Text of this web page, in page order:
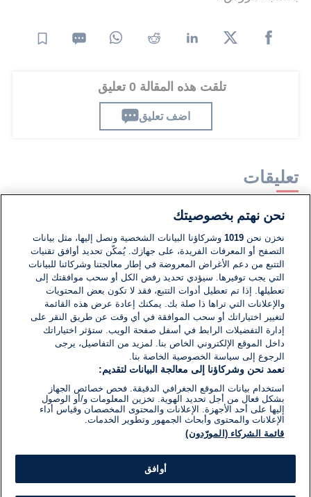
تلقت هذه المقالة 0 تعليق
اضف تعليق
تعليقات
لا توجد تعليقات مكتوبة حتى الآن. كن الأول!
اكتب تعليقًا جديدًا ...
نحن نهتم بخصوصيتك
نخزن نحن1019 وشركاؤنا البيانات الشخصية ونصل إليها، مثل بيانات
التصفح أو المعرفات الفريدة، على جهازك. يُمكّن تحديد أوافق تقنيات
التتبع من دعم الأغراض المعروضة في إطار معالجتنا وشركائنا للبيانات
التي يجب توفيرها. سيؤدي تحديد رفض الكل أو سحب موافقتك إلى
تعطيلها. إذا تم تعطيل أدوات التتبع، فقد لا تكون بعض المحتويات
والإعلانات التي تراها ذا صلة بك. يمكنك إعادة عرض هذه القائمة
لتغيير اختياراتك أو سحب الموافقة في أي وقت عن طريق النقر على
إدارة التفضيلات الرابط في أسفل صفحة الويب. ستؤثر اختياراتك
داخل الموقع الإلكتروني الخاص بنا. لمزيد من التفاصيل، يرجى
الرجوع إلى سياسة الخصوصية الخاصة بنا.
نعمد نحن وشركاؤنا إلى معالجة البيانات لتقديم:
استخدام بيانات الموقع الجغرافي الدقيقة. فحص خصائص الجهاز
بشكل فعال من أجل تحديد الهوية. تخزين المعلومات و/أو الوصول
إليها على أحد الأجهزة. الإعلانات والمحتوى المخصصان وقياس أداء
الإعلانات والمحتوى وأبحاث الجمهور وتطوير الخدمات.
قائمة الشركاء (المورّدون)
أوافق